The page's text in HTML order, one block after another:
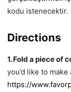
kodu istenecektir.
Directions
1. Fold a piece of
you’d like to
https://